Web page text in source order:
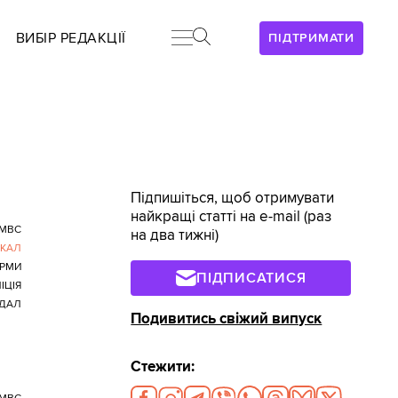
ПІДТРИМАТИ
ВИБІР РЕДАКЦІЇ
МВС
Підпишіться, щоб отримувати
найкращі статті на e-mail (раз
на два тижні)
ПІДПИСАТИСЯ
Подивитись свіжий випуск
Стежити: